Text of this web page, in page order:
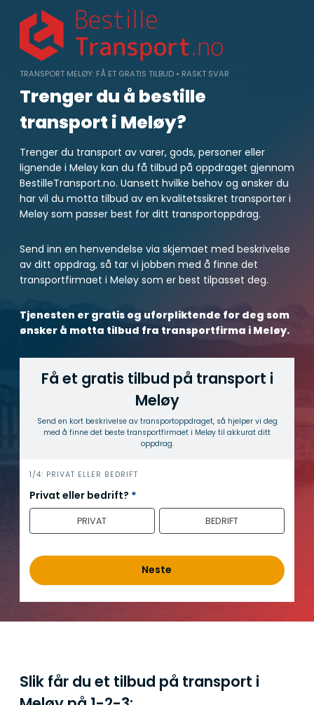
content
TRANSPORT MELØY: FÅ ET GRATIS TILBUD • RASKT SVAR
Trenger du å bestille
transport i Meløy?
Trenger du transport av varer, gods, personer eller
lignende i Meløy kan du få tilbud på oppdraget gjennom
BestilleTransport.no. Uansett hvilke behov og ønsker du
har vil du motta tilbud av en kvalitetssikret transportør i
Meløy som passer best for ditt transportoppdrag.
Send inn en henvendelse via skjemaet med beskrivelse
av ditt oppdrag, så tar vi jobben med å finne det
transportfirmaet i Meløy som er best tilpasset deg.
Tjenesten er gratis og uforpliktende for deg som
ønsker å motta tilbud fra transportfirma i Meløy.
Få et gratis tilbud på transport i
Meløy
Send en kort beskrivelse av transport­oppdraget, så hjelper vi deg
med å finne det beste transport­firmaet i Meløy til akkurat ditt
oppdrag.
h
e
r
1/4: PRIVAT ELLER BEDRIFT
Privat eller bedrift? *
PRIVAT BEDRIFT
Neste
Slik får du et tilbud på transport i